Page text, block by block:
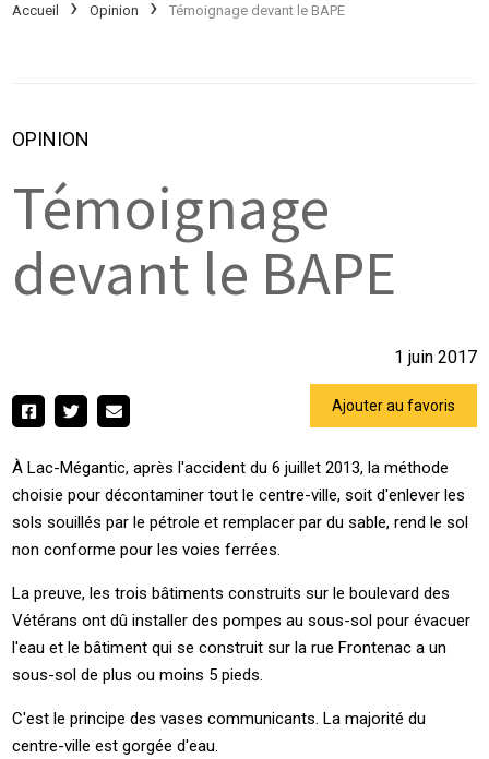
Accueil Opinion Témoignage devant le BAPE
OPINION
Témoignage
devant le BAPE
1 juin 2017
Ajouter au favoris
À Lac-Mégantic, après l'accident du 6 juillet 2013, la méthode
choisie pour décontaminer tout le centre-ville, soit d'enlever les
sols souillés par le pétrole et remplacer par du sable, rend le sol
non conforme pour les voies ferrées.
La preuve, les trois bâtiments construits sur le boulevard des
Vétérans ont dû installer des pompes au sous-sol pour évacuer
l'eau et le bâtiment qui se construit sur la rue Frontenac a un
sous-sol de plus ou moins 5 pieds.
C'est le principe des vases communicants. La majorité du
centre-ville est gorgée d'eau.